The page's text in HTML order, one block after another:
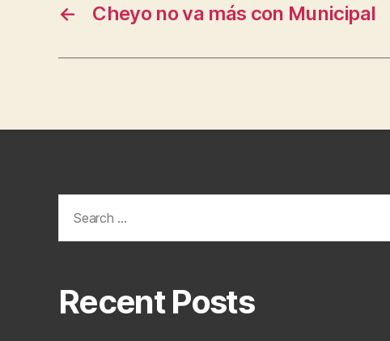
← Cheyo no va más con Municipal
for:
Recent Posts